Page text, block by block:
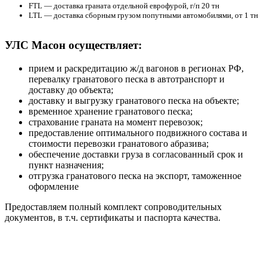
FTL — доставка граната отдельной еврофурой, г/п 20 тн
LTL — доставка сборным грузом попутными автомобилями, от 1 тн
УЛС Масон осуществляет:
прием и раскредитацию ж/д вагонов в регионах РФ,
перевалку гранатового песка в автотранспорт и
доставку до объекта;
доставку и выгрузку гранатового песка на объекте;
временное хранение гранатового песка;
страхование граната на момент перевозок;
предоставление оптимального подвижного состава и
стоимости перевозки гранатового абразива;
обеспечение доставки груза в согласованный срок и
пункт назначения;
отгрузка гранатового песка на экспорт, таможенное
оформление
Предоставляем полный комплект сопроводительных
документов, в т.ч. сертификаты и паспорта качества.